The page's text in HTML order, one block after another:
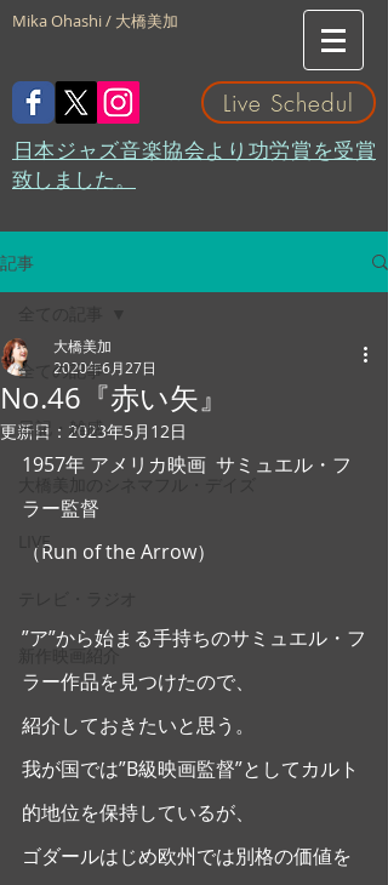
Mika Ohashi / 大橋美加
Live Schedul
​日本ジャズ音楽協会より功労賞を受賞
致しました。
記事
全ての記事
日記・雑感
LIVE
新作映画紹介
No.46『赤い矢』
大橋美加
2020年6月27日
更新日： 2023年5月12日
1957年 アメリカ映画  サミュエル・フ
ラー監督
（Run of the Arrow）
”ア”から始まる手持ちのサミュエル・フ
ラー作品を見つけたので、
紹介しておきたいと思う。
我が国では”B級映画監督”としてカルト
的地位を保持しているが、
ゴダールはじめ欧州では別格の価値を